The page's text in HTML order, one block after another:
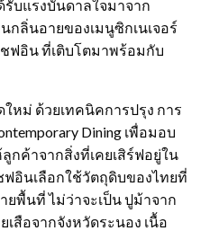
บแรงบันดาลใจมาจาก
กลิ่นอายของเมนูซิกเนเจอร์
ฟอิน ที่เติบโตมาพร้อมกับ
หม่ ด้วยเทคนิคการปรุง การ
Dining เพื่อมอบ
ค้าจากสิ่งที่เคยเสิร์ฟอยู่ใน
อินเลือกใช้วัตถุดิบของไทยที่
พื้นที่ ไม่ว่าจะเป็น ปูม้าจาก
สือจากจังหวัดระนอง เนื้อ